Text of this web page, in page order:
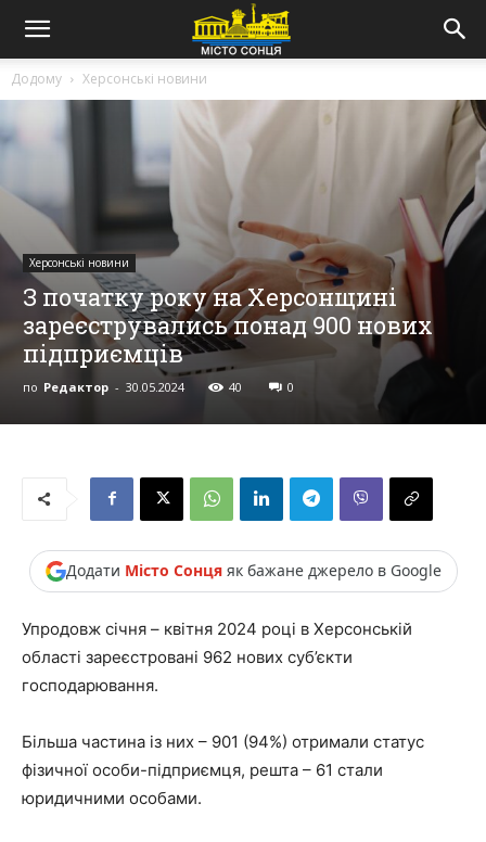
Додому Херсонські новини
Херсонські новини
З початку року на Херсонщині
зареєструвались понад 900 нових
підприємців
по Редактор - 30.05.2024 40 0
Додати Місто Сонцяяк бажане джерело в Google
Упродовж січня – квітня 2024 році в Херсонській
області зареєстровані 962 нових суб’єкти
господарювання.
Більша частина із них – 901 (94%) отримали статус
фізичної особи-підприємця, решта – 61 стали
юридичними особами.